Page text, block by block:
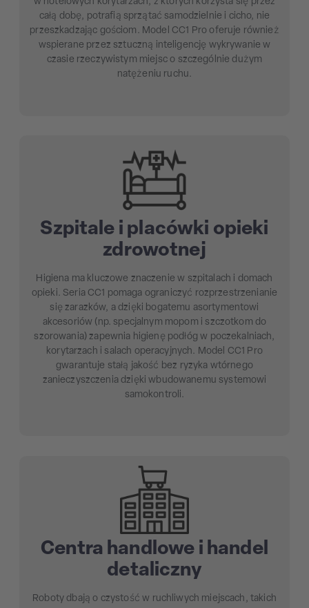
całą dobę, potrafią sprzątać samodzielnie i cicho, nie
przeszkadzając gościom. Model CC1 Pro oferuje również
wspierane przez sztuczną inteligencję wykrywanie w
czasie rzeczywistym miejsc o szczególnie dużym
natężeniu ruchu.
Szpitale i placówki opieki
zdrowotnej
Higiena ma kluczowe znaczenie w szpitalach i domach
opieki. Seria CC1 pomaga ograniczyć rozprzestrzenianie
się zarazków, a dzięki bogatemu asortymentowi
akcesoriów (np. specjalnym mopom i szczotkom do
szorowania) zapewnia higienę podłóg w poczekalniach,
korytarzach i salach operacyjnych. Model CC1 Pro
gwarantuje stałą jakość bez ryzyka wtórnego
zanieczyszczenia dzięki wbudowanemu systemowi
samokontroli.
Centra handlowe i handel
detaliczny
Roboty dbają o czystość w ruchliwych miejscach, takich